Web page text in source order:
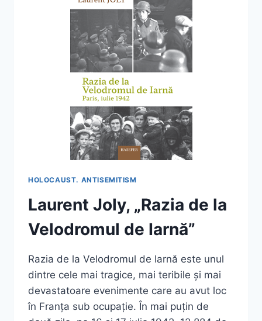
HOLOCAUST. ANTISEMITISM
Laurent Joly, „Razia de la
Velodromul de Iarnă”
Razia de la Velodromul de Iarnă este unul
dintre cele mai tragice, mai teribile și mai
devastatoare evenimente care au avut loc
în Franța sub ocupație. În mai puțin de